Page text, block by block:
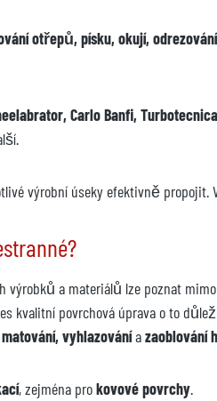
otřepů, písku, okují,
Carlo Banfi,
výrobní úseky efektivně propojit.
výrobků a materiálů lze poznat
kvalitní povrchová úprava o to
vyhlazováníazaoblování
, zejména prokovové povrchy.